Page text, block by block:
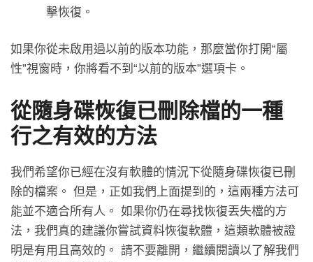
擊恢復。
如果你從未啟用過以前的版本功能，那麼當你打開“屬
性”視窗時，你將看不到“以前的版本”選項卡。
從隨身碟恢復已刪除檔的一種
行之有效的方法
我們希望你已經在沒有軟體的情況下從隨身碟恢復已刪
除的檔案。 但是，正如我們上面提到的，這兩種方法可
能並不適合所有人。 如果你仍在尋找恢復丟失檔的方
法，我們真的建議你嘗試資料恢復軟體，這類軟體被證
明是有用且高效的。 請不要離開，繼續閱讀以了解我們